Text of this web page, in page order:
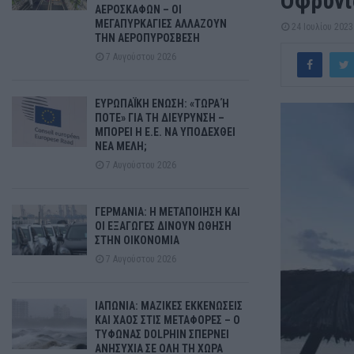
24 Ιουλίου 2023
ΑΕΡΟΣΚΑΦΩΝ – ΟΙ
ΜΕΓΑΠΥΡΚΑΓΙΕΣ ΑΛΛΑΖΟΥΝ
ΤΗΝ ΑΕΡΟΠΥΡΟΣΒΕΣΗ
7 Αυγούστου 2026
ΕΥΡΩΠΑΪΚΗ ΕΝΩΣΗ: «ΤΩΡΑ Ή
ΠΟΤΕ» ΓΙΑ ΤΗ ΔΙΕΥΡΥΝΣΗ –
ΜΠΟΡΕΙ Η Ε.Ε. ΝΑ ΥΠΟΔΕΧΘΕΙ
ΝΕΑ ΜΕΛΗ;
7 Αυγούστου 2026
ΓΕΡΜΑΝΙΑ: Η ΜΕΤΑΠΟΙΗΣΗ ΚΑΙ
ΟΙ ΕΞΑΓΩΓΕΣ ΔΙΝΟΥΝ ΩΘΗΣΗ
ΣΤΗΝ ΟΙΚΟΝΟΜΙΑ
7 Αυγούστου 2026
ΙΑΠΩΝΙΑ: ΜΑΖΙΚΕΣ ΕΚΚΕΝΩΣΕΙΣ
ΚΑΙ ΧΑΟΣ ΣΤΙΣ ΜΕΤΑΦΟΡΕΣ – Ο
ΤΥΦΩΝΑΣ DOLPHIN ΣΠΕΡΝΕΙ
ΑΝΗΣΥΧΙΑ ΣΕ ΟΛΗ ΤΗ ΧΩΡΑ